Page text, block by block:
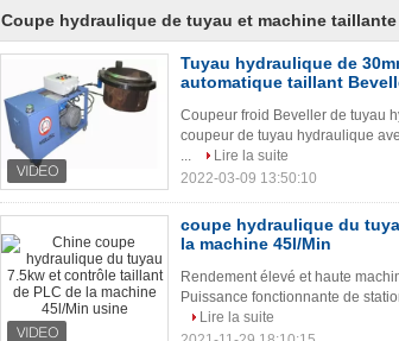
Coupe hydraulique de tuyau et machine taillante
Tuyau hydraulique de
automatique taillant
Coupeur froid Beveller de tuyau
coupeur de tuyau hydraulique
...
Lire la suite
2022-03-09 13:50:10
coupe hydraulique du
la machine 45l/Min
Rendement élevé et haute
Puissance fonctionnante de
Lire la suite